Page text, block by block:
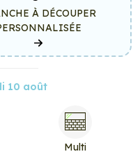
À DÉCOUPER
10 août
Multi